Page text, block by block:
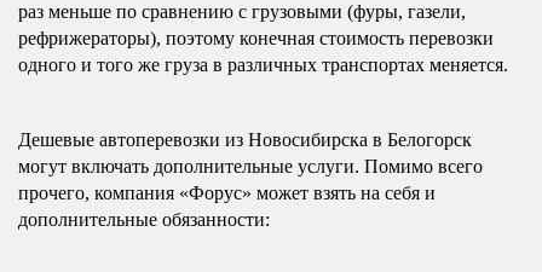
раз меньше по сравнению с грузовыми (фуры, газели,
рефрижераторы), поэтому конечная стоимость перевозки
одного и того же груза в различных транспортах меняется.
Дешевые автоперевозки из Новосибирска в Белогорск
могут включать дополнительные услуги. Помимо всего
прочего, компания «Форус» может взять на себя и
дополнительные обязанности: